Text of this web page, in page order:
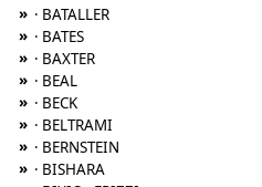
» · BATALLER
» · BATES
» · BAXTER
» · BEAL
» · BECK
» · BELTRAMI
» · BERNSTEIN
» · BISHARA